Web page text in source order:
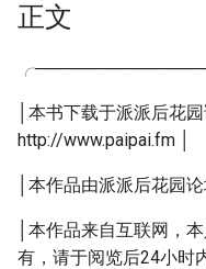
正文
│本书下载于派派后花
http://www.paipai.fm │
│本作品由派派后花园
│本作品来自互联网，
有，请于阅览后24小时